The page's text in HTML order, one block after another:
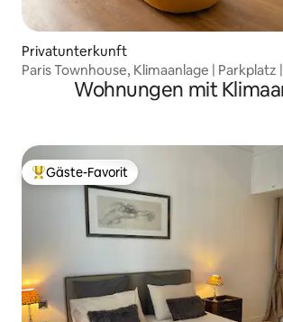
Privatunterkunft
Paris Townhouse, Klimaanlage | Parkplatz
Wohnungen mit
Beliebter Gäste-Favorit.
Gäste-Favorit